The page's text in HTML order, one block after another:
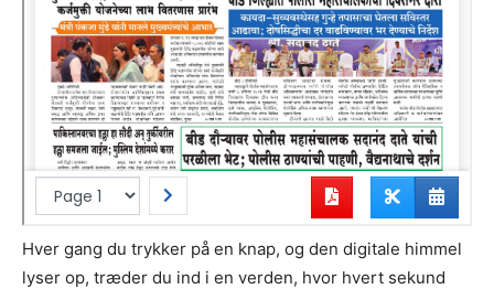
Hver gang du trykker på en knap, og den digitale himmel
lyser op, træder du ind i en verden, hvor hvert sekund